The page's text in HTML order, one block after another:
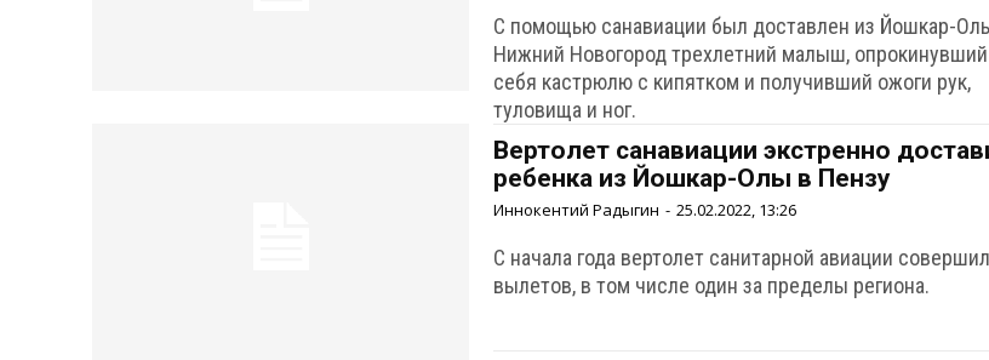
С помощью санавиации был доставлен из Йошкар-
Нижний Новогород трехлетний малыш,
себя кастрюлю с кипятком и получивший ожоги рук,
туловища и ног.
Вертолет санавиации экстренно
ребенка из Йошкар-Олы в Пензу
Иннокентий Радыгин - 25.02.2022, 13:26
С начала года вертолет санитарной авиации
вылетов, в том числе один за пределы региона.